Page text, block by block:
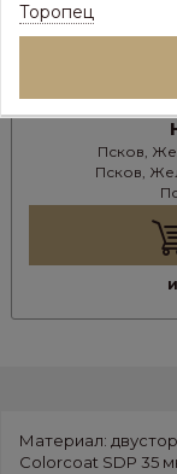
Псков,
Псков,
Материал:
Colorcoat SDP 35
Торопец